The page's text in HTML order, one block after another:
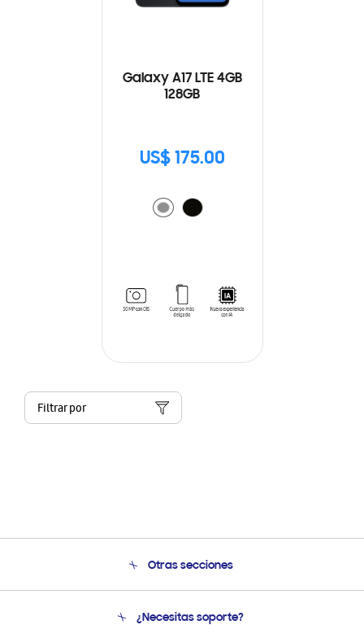
Galaxy A17 LTE 4GB
128GB
US$ 175.00
Filtrar por
Otras secciones
Soporte
¿Necesitas soporte?